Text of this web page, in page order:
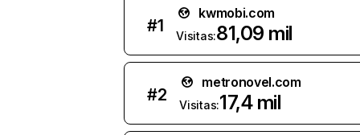
#1
kwmobi.com
Visitas:81,09 mil
#2
metronovel.com
Visitas:17,4 mil